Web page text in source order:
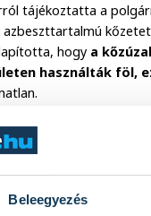
Beleegyezés
tájékoztatta a
hogy a
használták föl,
ingatlan esetében
helyezett el a